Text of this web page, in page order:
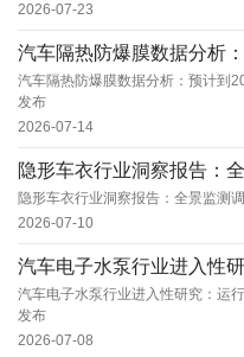
2026-07-23
汽车隔热防爆膜数据分析：预计到
发布
2026-07-14
隐形车衣行业洞察报告：全景监测
2026-07-10
汽车电子水泵行业进入性研究：运
发布
2026-07-08